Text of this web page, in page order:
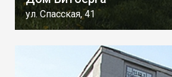
ул. Спасская, 41